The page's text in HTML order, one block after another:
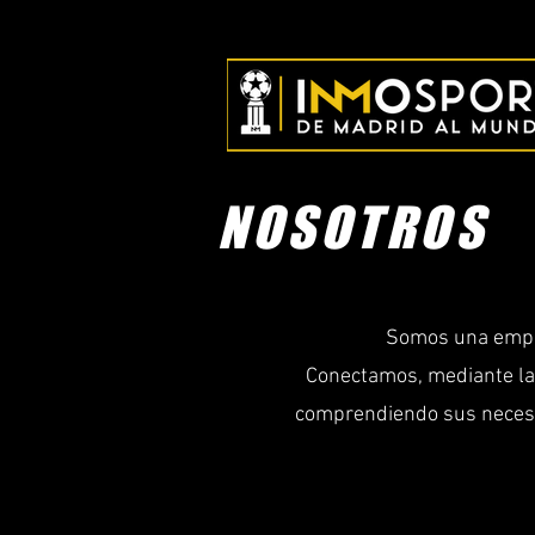
NOSOTROS
Somos una
Conectamos, mediante
comprendiendo sus